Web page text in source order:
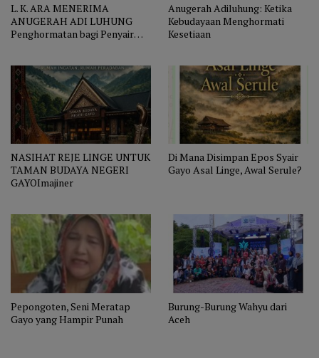
L. K. ARA MENERIMA
ANUGERAH ADI LUHUNG
Penghormatan bagi Penyair
Anugerah Adiluhung: Ketika
Kebudayaan Menghormati
Kesetiaan
NASIHAT REJE LINGE UNTUK
TAMAN BUDAYA NEGERI
GAYOImajiner
Di Mana Disimpan Epos Syair
Gayo Asal Linge, Awal Serule?
Pepongoten, Seni Meratap
Gayo yang Hampir Punah
Burung-Burung Wahyu dari
Aceh